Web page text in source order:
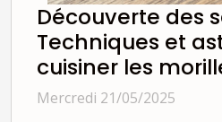
Découverte des
Techniques et
cuisiner les
Mercredi 21/05/2025